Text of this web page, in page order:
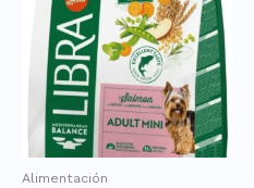
Alimentación